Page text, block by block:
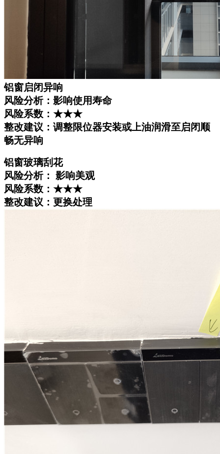
铝窗启闭异响
风险分析：影响使用寿命
风险系数：★★★
整改建议：调整限位器安装或上油润滑至启闭顺
畅无异响
铝窗玻璃刮花
风险分析： 影响美观
风险系数：★★★
整改建议：更换处理